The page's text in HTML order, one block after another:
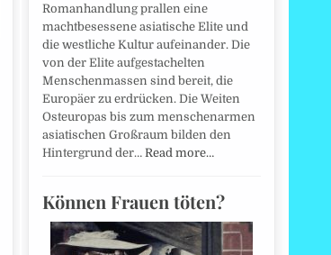
Romanhandlung prallen eine
machtbesessene asiatische Elite und
die westliche Kultur aufeinander. Die
von der Elite aufgestachelten
Menschenmassen sind bereit, die
Europäer zu erdrücken. Die Weiten
Osteuropas bis zum menschenarmen
asiatischen Großraum bilden den
Hintergrund der… Read more…
Können Frauen töten?